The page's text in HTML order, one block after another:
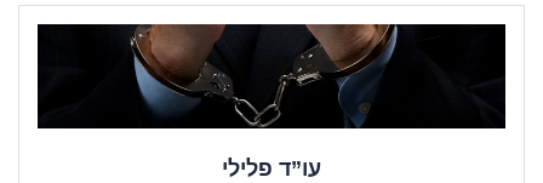
עו”ד פלילי